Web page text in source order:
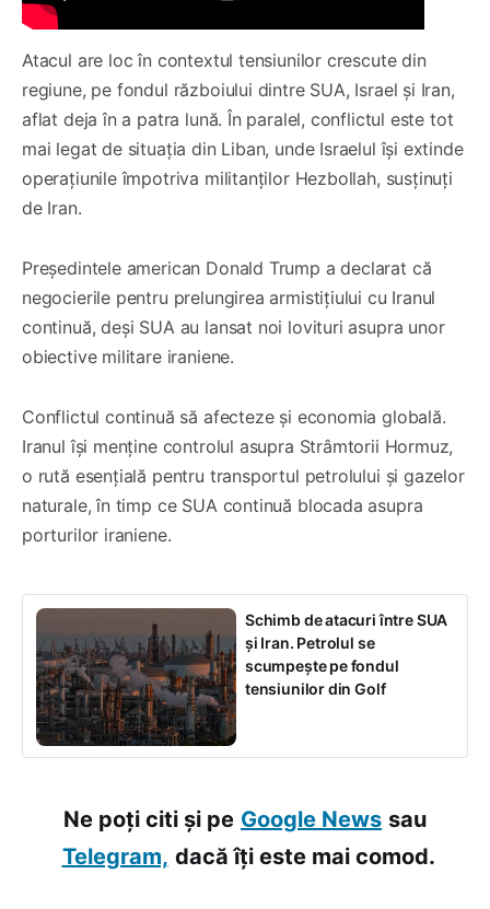
Atacul are loc în contextul tensiunilor crescute din
regiune, pe fondul războiului dintre SUA, Israel și Iran,
aflat deja în a patra lună. În paralel, conflictul este tot
mai legat de situația din Liban, unde Israelul își extinde
operațiunile împotriva militanților Hezbollah, susținuți
de Iran.
Președintele american Donald Trump a declarat că
negocierile pentru prelungirea armistițiului cu Iranul
continuă, deși SUA au lansat noi lovituri asupra unor
obiective militare iraniene.
Conflictul continuă să afecteze și economia globală.
Iranul își menține controlul asupra Strâmtorii Hormuz,
o rută esențială pentru transportul petrolului și gazelor
naturale, în timp ce SUA continuă blocada asupra
porturilor iraniene.
Schimb de atacuri între SUA
și Iran. Petrolul se
scumpește pe fondul
tensiunilor din Golf
Ne poți citi și pe Google News sau
Telegram, dacă îți este mai comod.